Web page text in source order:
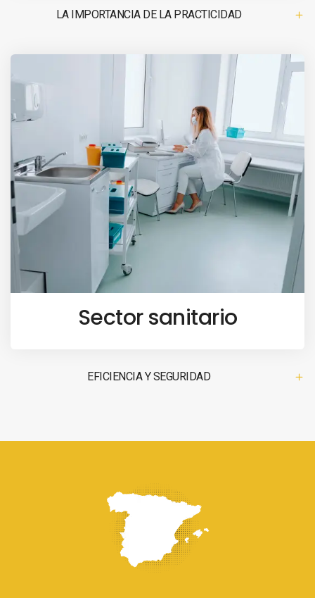
LA IMPORTANCIA DE LA PRACTICIDAD
Sector sanitario
EFICIENCIA Y SEGURIDAD